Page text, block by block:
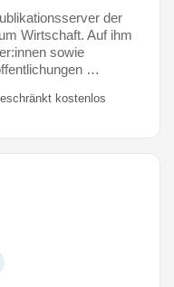
der
Wirtschaft. Auf ihm
sowie
…
kostenlos